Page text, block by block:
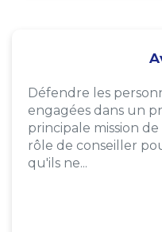
Défendre les
engagées dans un
principale mission
rôle de conseiller
qu'ils ne...